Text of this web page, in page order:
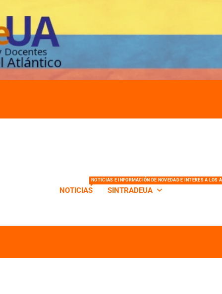
NOTICIAS
NOTICIAS E INFORMACIÓN DE NOVEDAD E INTERES A LOS
SINTRADEUA